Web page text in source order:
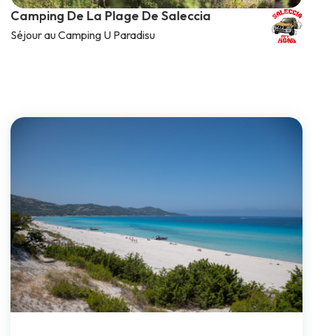
Camping De La Plage De Saleccia
Séjour au Camping U Paradisu